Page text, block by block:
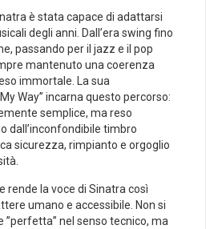
è stata capace di adattarsi
degli anni. Dall’era swing fino
passando per il jazz e il pop
mantenuto una coerenza
immortale. La⁢ sua
Way” incarna questo percorso:
semplice, ma reso
dall’inconfondibile timbro
sicurezza, rimpianto e orgoglio
rende la voce di Sinatra così
umano e accessibile. Non ​si
⁣”perfetta” nel senso tecnico, ma